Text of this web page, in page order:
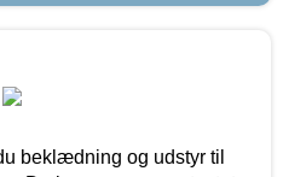
beklædning og udstyr til